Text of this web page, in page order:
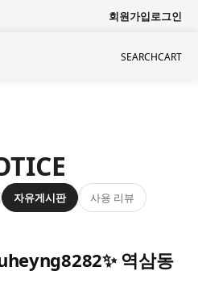
회원가입로그인
SEARCHCART
자유게시판 사용 리뷰
역삼동